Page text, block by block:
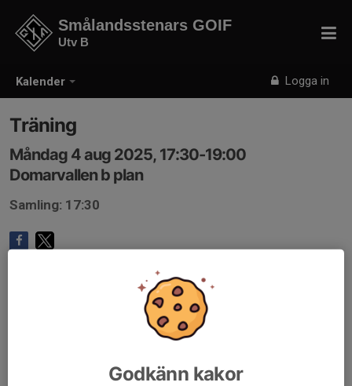
Kalender Logga in
Smålandsstenars GOIF
Utv B
Träning
Måndag 4 aug 2025, 17:30-19:00
Domarvallen b plan
Samling: 17:30
Godkänn kakor